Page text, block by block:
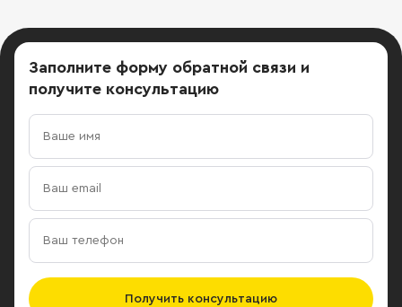
Заполните форму обратной связи и
получите консультацию
Получить консультацию